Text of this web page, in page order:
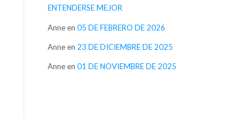
ENTENDERSE MEJOR
Anneen 05 DE FEBRERO DE 2026
Anneen 23 DE DICIEMBRE DE 2025
Anneen 01 DE NOVIEMBRE DE 2025